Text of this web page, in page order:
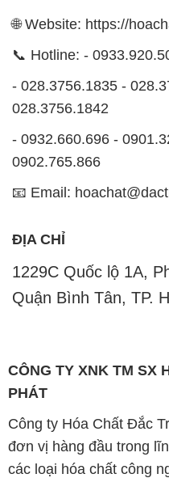
🌐 Website: https://
📞 Hotline: -
- 028.3756.1835 -
028.3756.1842
- 0932.660.696 -
0902.765.866
📧 Email:
ĐỊA CHỈ
1229C Quốc lộ 1A,
Quận Bình Tân, TP.
CÔNG TY XNK TM SX
PHÁT
Công ty Hóa Chất Đắc
đơn vị hàng đầu trong
các loại hóa chất công